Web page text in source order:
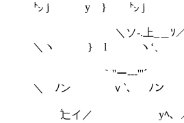
㌧ j y } ㌧ j
＼ソ-.上_
＼ヽ } l ヽ‘、
｀''ー---'''´
＼ ﾉン ｖ`、 ﾉン
辷イ／ yﾍ